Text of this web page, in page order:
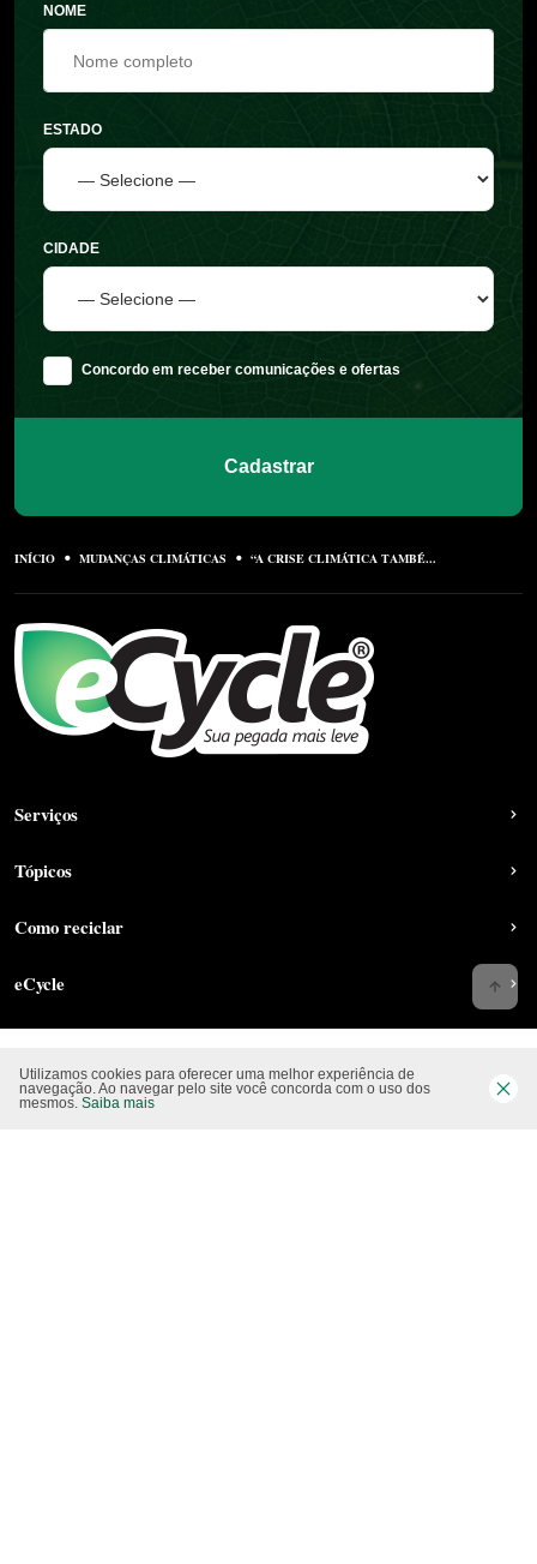
NOME
ESTADO
CIDADE
Concordo em receber comunicações e ofertas
Cadastrar
INÍCIO MUDANÇAS CLIMÁTICAS “A CRISE CLIMÁTICA TAMBÉ...
Serviços
Tópicos
Como reciclar
eCycle
Siga-nos nas rede sociais
Utilizamos cookies para oferecer uma melhor experiência de
navegação. Ao navegar pelo site você concorda com o uso dos
mesmos. Saiba mais